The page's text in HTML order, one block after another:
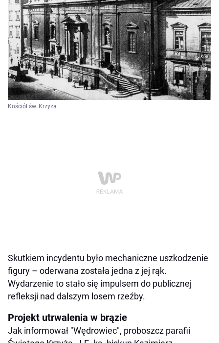
Kościół św. Krzyża
Skutkiem incydentu było mechaniczne uszkodzenie
figury – oderwana została jedna z jej rąk.
Wydarzenie to stało się impulsem do publicznej
refleksji nad dalszym losem rzeźby.
Projekt utrwalenia w brązie
Jak informował "Wędrowiec", proboszcz parafii